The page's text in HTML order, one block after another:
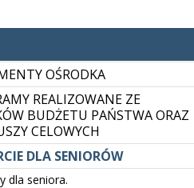
OŚRODKA
REALIZOWANE ZE
BUDŻETU PAŃSTWA ORAZ
CELOWYCH
DLA SENIORÓW
dla seniora.